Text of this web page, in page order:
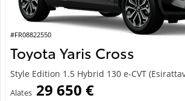
#FR08822550
Toyota Yaris Cross
Style Edition 1.5 Hybrid 130 e-CVT
Alates 29 650 €